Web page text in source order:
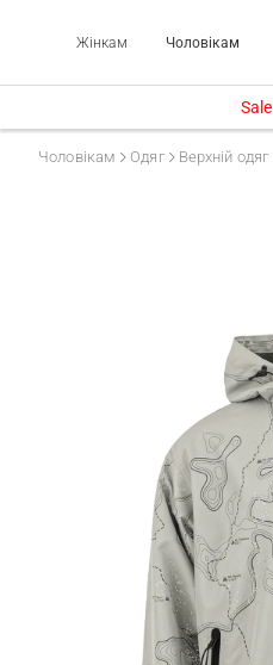
Жінкам Чоловікам
Sale
Чоловікам Одяг Верхній одяг